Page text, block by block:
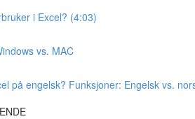
i Excel? (4:03)
vs. MAC
på engelsk? Funksjoner: Engelsk vs.